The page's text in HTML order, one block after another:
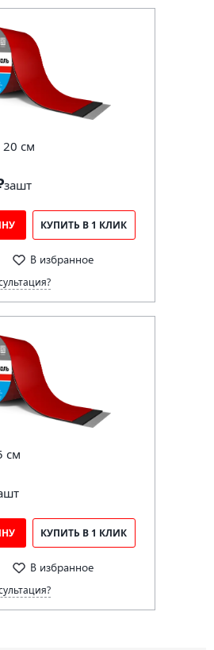
20 см
зашт
КУПИТЬ В 1 КЛИК
В избранное
см
шт
КУПИТЬ В 1 КЛИК
В избранное